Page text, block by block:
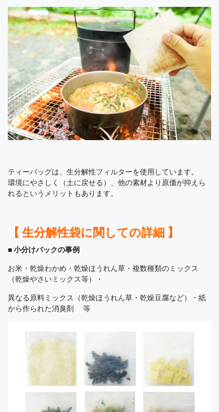
ティーバッグは、生分解性フィルターを使用しています。
環境にやさしく（土に戻せる）、 他の素材より原価が抑えら
れるというメリットもあります。
【 生分解性袋に関しての詳細 】
■ 小分けパックの事例
お米・乾燥わかめ・乾燥ほうれん草・複数種類のミックス
（乾燥やさいミックス等）・
異なる原料ミックス（乾燥ほうれん草・乾燥豆腐など）・紙
から作られた消臭剤 等